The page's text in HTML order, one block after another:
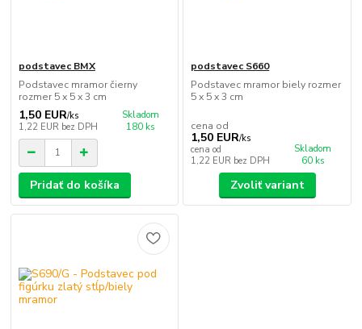
podstavec BMX
Podstavec mramor čierny
rozmer 5 x 5 x 3 cm
1,50 EUR/ks
1,22 EUR bez DPH
Skladom
180 ks
Pridať do košíka
podstavec S660
Podstavec mramor biely rozmer
5 x 5 x 3 cm
cena od
1,50 EUR/ks
cena od
1,22 EUR bez DPH
Skladom
60 ks
Zvoliť variant